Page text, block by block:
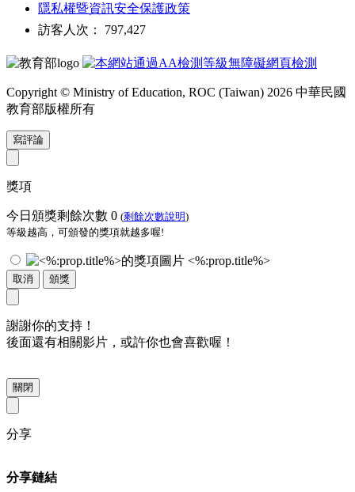
隱私權暨資訊安全保護政策
訪客人次： 797,427
Copyright © Ministry of Education, ROC (Taiwan) 2026 中華民國
教育部版權所有
寫評論
獎項
今日頒獎剩餘次數 0 (剩餘次數說明)
等級越高，可頒發的獎項就越多喔!
<%:prop.title%>
取消 頒獎
謝謝你的支持！
後面還有相關影片，或許你也會喜歡喔！
關閉
分享
分享鏈結